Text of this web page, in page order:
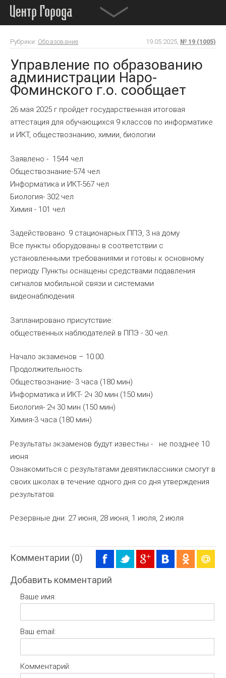
19.05.2025, № 19 (1005)
Рубрики: Образование
Управление по образованию
администрации Наро-
Фоминского г.о. сообщает
26 мая 2025 г пройдет государственная итоговая
аттестация для обучающихся 9 классов по информатике
и ИКТ, обществознанию, химии, биологии
Заявлено - 1544 чел
Обществознание-574 чел
Информатика и ИКТ-567 чел
Биология- 302 чел
Химия - 101 чел
Задействовано: 9 стационарных ППЭ, 3 на дому
Все пункты оборудованы в соответствии с
установленными требованиями и готовы к основному
периоду. Пункты оснащены средствами подавления
сигналов мобильной связи и системами
видеонаблюдения.
Запланировано присутствие:
общественных наблюдателей в ППЭ - 30 чел.
Начало экзаменов – 10.00.
Продолжительность:
Обществознание- 3 часа (180 мин)
Информатика и ИКТ- 2ч 30 мин (150 мин)
Биология- 2ч 30 мин (150 мин)
Химия-3 часа (180 мин)
Результаты экзаменов будут известны - не позднее 10
июня
Ознакомиться с результатами девятиклассники смогут в
своих школах в течение одного дня со дня утверждения
результатов.
Резервные дни: 27 июня, 28 июня, 1 июля, 2 июля
Комментарии (0)
Добавить комментарий
Ваше имя:
Ваш email:
Комментарий: